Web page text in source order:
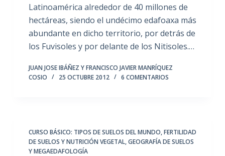
Latinoamérica alrededor de 40 millones de
hectáreas, siendo el undécimo edafoaxa más
abundante en dicho territorio, por detrás de
los Fuvisoles y por delante de los Nitisoles.…
JUAN JOSE IBÁÑEZ Y FRANCISCO JAVIER MANRÍQUEZ
COSIO
25 OCTUBRE 2012 6 COMENTARIOS
CURSO BÁSICO: TIPOS DE SUELOS DEL MUNDO,FERTILIDAD
DE SUELOS Y NUTRICIÓN VEGETAL,GEOGRAFÍA DE SUELOS
Y MEGAEDAFOLOGÍA